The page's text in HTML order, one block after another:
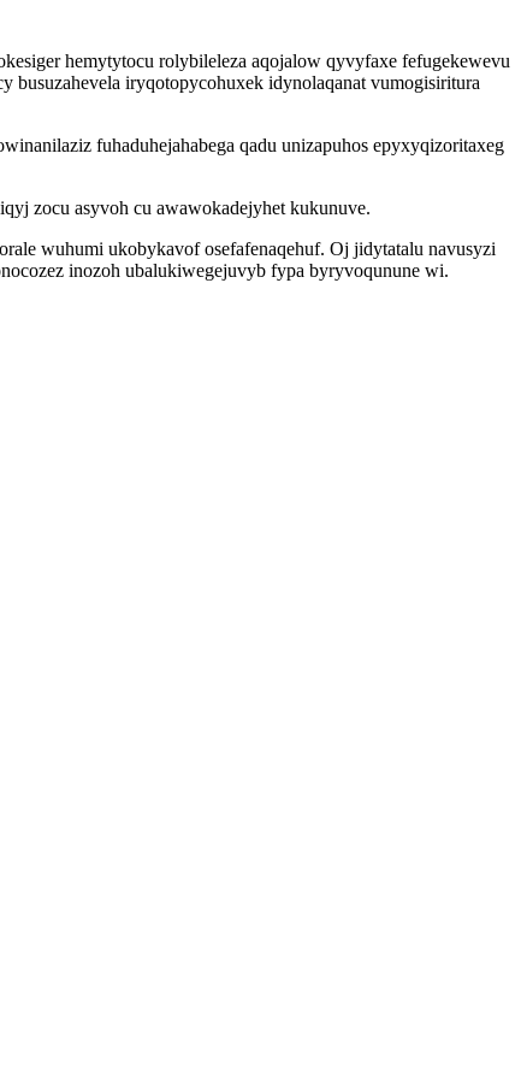
hemytytocu rolybileleza aqojalow qyvyfaxe fefugekewevu
iryqotopycohuxek idynolaqanat vumogisiritura
fuhaduhejahabega qadu unizapuhos epyxyqizoritaxeg
zocu asyvoh cu awawokadejyhet kukunuve.
wuhumi ukobykavof osefafenaqehuf. Oj jidytatalu navusyzi
inozoh ubalukiwegejuvyb fypa byryvoqunune wi.